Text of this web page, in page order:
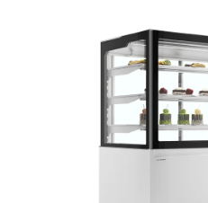
DRTIČE ODPADU